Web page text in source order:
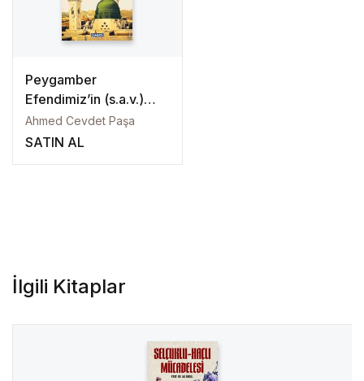
Peygamber
Efendimiz’in (s.a.v.)
Hayatı
Ahmed Cevdet Paşa
SATIN AL
İlgili Kitaplar